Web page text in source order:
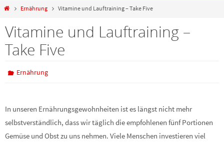
StartErnährung Vitamine und Lauftraining – Take Five
Vitamine und Lauftraining –
Take Five
Ernährung
In unseren Ernährungsgewohnheiten ist es längst nicht mehr
selbstverständlich, dass wir täglich die empfohlenen fünf Portionen
Gemüse und Obst zu uns nehmen. Viele Menschen investieren viel